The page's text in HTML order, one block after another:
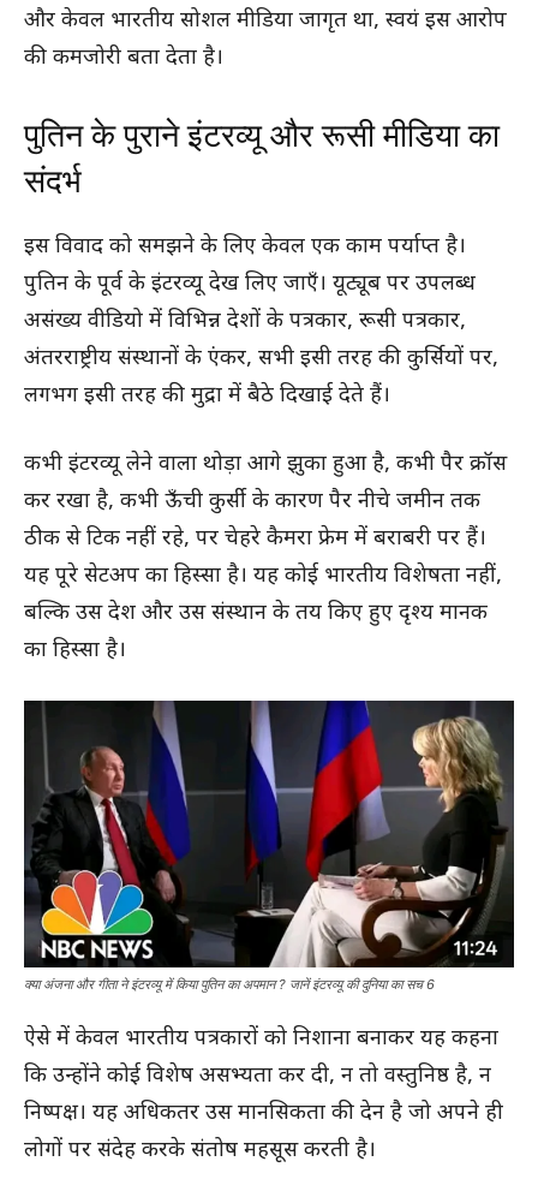
और केवल भारतीय सोशल मीडिया जागृत था, स्वयं इस आरोप
की कमजोरी बता देता है।
पुतिन के पुराने इंटरव्यू और रूसी मीडिया का
संदर्भ
इस विवाद को समझने के लिए केवल एक काम पर्याप्त है।
पुतिन के पूर्व के इंटरव्यू देख लिए जाएँ। यूट्यूब पर उपलब्ध
असंख्य वीडियो में विभिन्न देशों के पत्रकार, रूसी पत्रकार,
अंतरराष्ट्रीय संस्थानों के एंकर, सभी इसी तरह की कुर्सियों पर,
लगभग इसी तरह की मुद्रा में बैठे दिखाई देते हैं।
कभी इंटरव्यू लेने वाला थोड़ा आगे झुका हुआ है, कभी पैर क्रॉस
कर रखा है, कभी ऊँची कुर्सी के कारण पैर नीचे जमीन तक
ठीक से टिक नहीं रहे, पर चेहरे कैमरा फ्रेम में बराबरी पर हैं।
यह पूरे सेटअप का हिस्सा है। यह कोई भारतीय विशेषता नहीं,
बल्कि उस देश और उस संस्थान के तय किए हुए दृश्य मानक
का हिस्सा है।
क्या अंजना और गीता ने इंटरव्यू में किया पुतिन का अपमान ? जानें इंटरव्यू की दुनिया का सच 6
ऐसे में केवल भारतीय पत्रकारों को निशाना बनाकर यह कहना
कि उन्होंने कोई विशेष असभ्यता कर दी, न तो वस्तुनिष्ठ है, न
निष्पक्ष। यह अधिकतर उस मानसिकता की देन है जो अपने ही
लोगों पर संदेह करके संतोष महसूस करती है।